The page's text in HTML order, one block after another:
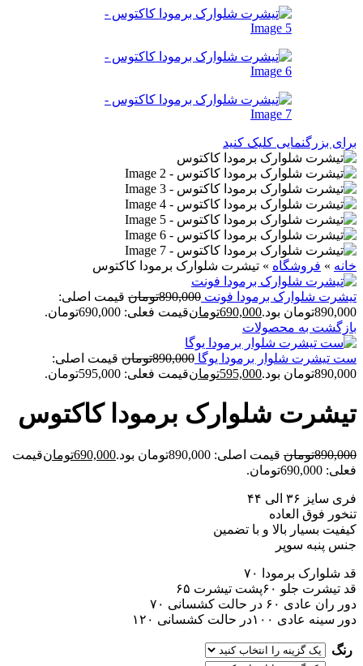
برای بزرگنمایی کلیک کنید
خانه » فروشگاه » تیشرت شلوارک برمودا کاکتوس
تیشرت شلوارک برمودا فونت 890,000تومان قیمت اصلی:
890,000تومان بود.
690,000تومانقیمت فعلی: 690,000تومان.
بازگشت به محصولات
ست تیشرت شلوار برمودا یوگا 890,000تومان قیمت اصلی:
890,000تومان بود.
595,000تومانقیمت فعلی: 595,000تومان.
تیشرت شلوارک برمودا کاکتوس
890,000تومان قیمت اصلی: 890,000تومان بود. 690,000تومانقیمت
فعلی: 690,000تومان.
فری سایز ۳۶ الی ۴۴
تنخور فوق العاده
کیفیت بسیار بالا و با تضمین
جنس پنبه سوپر
قد شلوارک برمودا ۷۰
قد تیشرت جلو ۶۰پشت تیشرت ۶۵
دور ران عادی ۶۰ در حالت کشسانی ۷۰
دور سینه عادی ۱۰۰در حالت کشسانی ۱۲۰
رنگ